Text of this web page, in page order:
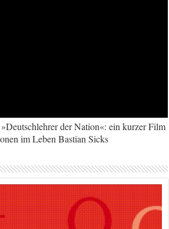
der Nation«: ein kurzer Film
im Leben Bastian Sicks